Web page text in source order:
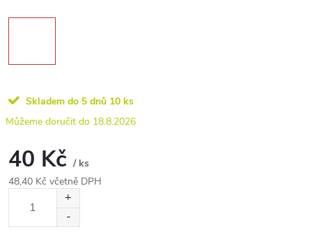
Skladem do 5 dnů 10 ks
18.8.2026
40 Kč / ks
48,40 Kč včetně DPH